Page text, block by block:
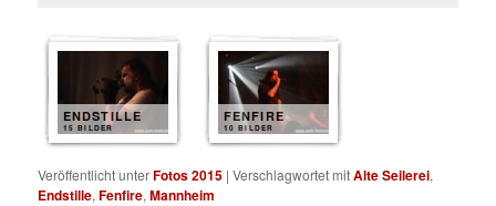
ENDSTILLE
15 BILDER
FENFIRE
10 BILDER
Veröffentlicht unterFotos 2015 |Verschlagwortet mitAlte Seilerei,
Endstille,Fenfire,Mannheim